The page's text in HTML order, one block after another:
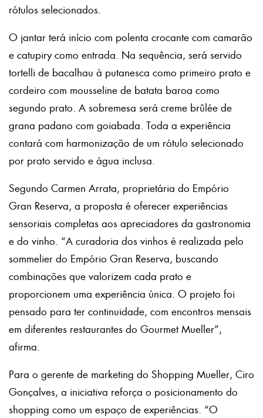
rótulos selecionados.
O jantar terá início com polenta crocante com camarão
e catupiry como entrada. Na sequência, será servido
tortelli de bacalhau à putanesca como primeiro prato e
cordeiro com mousseline de batata baroa como
segundo prato. A sobremesa será creme brûlée de
grana padano com goiabada. Toda a experiência
contará com harmonização de um rótulo selecionado
por prato servido e água inclusa.
Segundo Carmen Arrata, proprietária do Empório
Gran Reserva, a proposta é oferecer experiências
sensoriais completas aos apreciadores da gastronomia
e do vinho. “A curadoria dos vinhos é realizada pelo
sommelier do Empório Gran Reserva, buscando
combinações que valorizem cada prato e
proporcionem uma experiência única. O projeto foi
pensado para ter continuidade, com encontros mensais
em diferentes restaurantes do Gourmet Mueller”,
afirma.
Para o gerente de marketing do Shopping Mueller, Ciro
Gonçalves, a iniciativa reforça o posicionamento do
shopping como um espaço de experiências. “O